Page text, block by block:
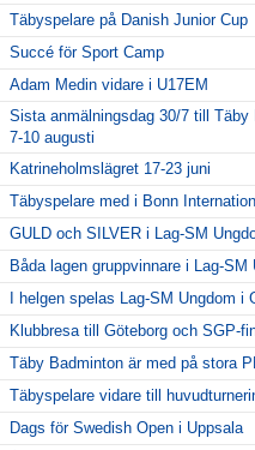
Täbyspelare på Danish Junior Cup
Succé för Sport Camp
Adam Medin vidare i U17EM
Sista anmälningsdag 30/7 till Täby
7-10 augusti
Katrineholmslägret 17-23 juni
Täbyspelare med i Bonn
GULD och SILVER i Lag-SM
Båda lagen gruppvinnare i Lag-SM
I helgen spelas Lag-SM Ungdom i
Klubbresa till Göteborg och SGP-
Täby Badminton är med på stora
Täbyspelare vidare till
Dags för Swedish Open i Uppsala